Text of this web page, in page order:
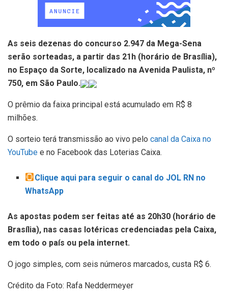
As seis dezenas do concurso 2.947 da Mega-Sena
serão sorteadas, a partir das 21h (horário de Brasília),
no Espaço da Sorte, localizado na Avenida Paulista, nº
750, em São Paulo.
O prêmio da faixa principal está acumulado em R$ 8
milhões.
O sorteio terá transmissão ao vivo pelo canal da Caixa no
YouTube e no Facebook das Loterias Caixa.
Clique aqui para seguir o canal do JOL RN no
WhatsApp
As apostas podem ser feitas até as 20h30 (horário de
Brasília), nas casas lotéricas credenciadas pela Caixa,
em todo o país ou pela internet.
O jogo simples, com seis números marcados, custa R$ 6.
Crédito da Foto: Rafa Neddermeyer